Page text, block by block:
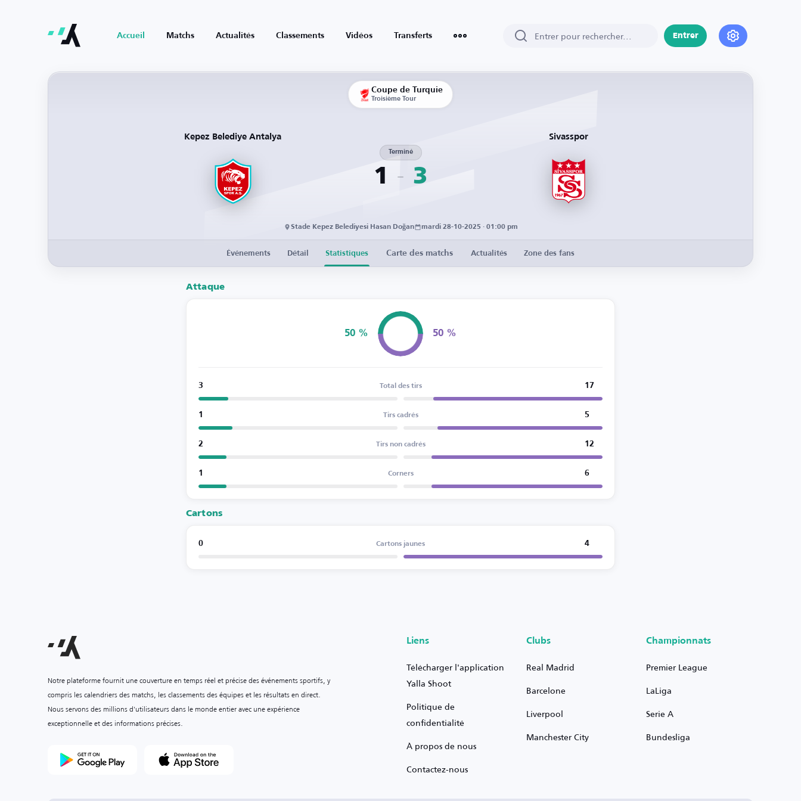
Accueil Matchs Actualités Classements Vidéos Transferts Entrer
Coupe de Turquie
Troisième Tour
Kepez Belediye Antalya
1
Terminé
3
Sivasspor
Stade Kepez Belediyesi Hasan Doğan mardi 28-10-2025 · 01:00 pm
Événements Détail Statistiques Carte des matchs Actualités Zone des fans
Attaque
50 % 50 %
3 Total des tirs 17
1 Tirs cadrés 5
2 Tirs non cadrés 12
1 Corners 6
Cartons
0 Cartons jaunes 4
Notre plateforme fournit une couverture en temps réel et précise des événements sportifs, y
compris les calendriers des matchs, les classements des équipes et les résultats en direct.
Nous servons des millions d'utilisateurs dans le monde entier avec une expérience
exceptionnelle et des informations précises.
Liens
Télécharger l'application
Yalla Shoot
Politique de
confidentialité
À propos de nous
Contactez-nous
Clubs
Real Madrid
Barcelone
Liverpool
Manchester City
Championnats
Premier League
LaLiga
Serie A
Bundesliga